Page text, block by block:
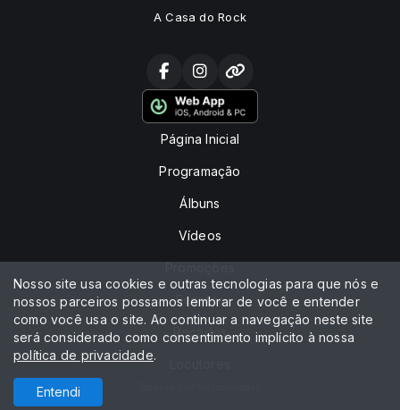
A Casa do Rock
Página Inicial
Programação
Álbuns
Vídeos
Eventos
Recados
Nosso site usa cookies e outras tecnologias para que nós e
nossos parceiros possamos lembrar de você e entender
como você usa o site. Ao continuar a navegação neste site
será considerado como consentimento implícito à nossa
política de privacidade.
Entendi